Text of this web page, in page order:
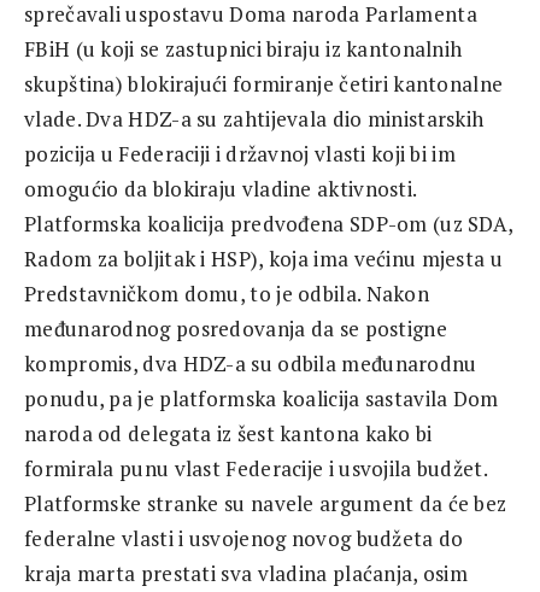
sprečavali uspostavu Doma naroda Parlamenta
FBiH (u koji se zastupnici biraju iz kantonalnih
skupština) blokirajući formiranje četiri kantonalne
vlade. Dva HDZ-a su zahtijevala dio ministarskih
pozicija u Federaciji i državnoj vlasti koji bi im
omogućio da blokiraju vladine aktivnosti.
Platformska koalicija predvođena SDP-om (uz SDA,
Radom za boljitak i HSP), koja ima većinu mjesta u
Predstavničkom domu, to je odbila. Nakon
međunarodnog posredovanja da se postigne
kompromis, dva HDZ-a su odbila međunarodnu
ponudu, pa je platformska koalicija sastavila Dom
naroda od delegata iz šest kantona kako bi
formirala punu vlast Federacije i usvojila budžet.
Platformske stranke su navele argument da će bez
federalne vlasti i usvojenog novog budžeta do
kraja marta prestati sva vladina plaćanja, osim